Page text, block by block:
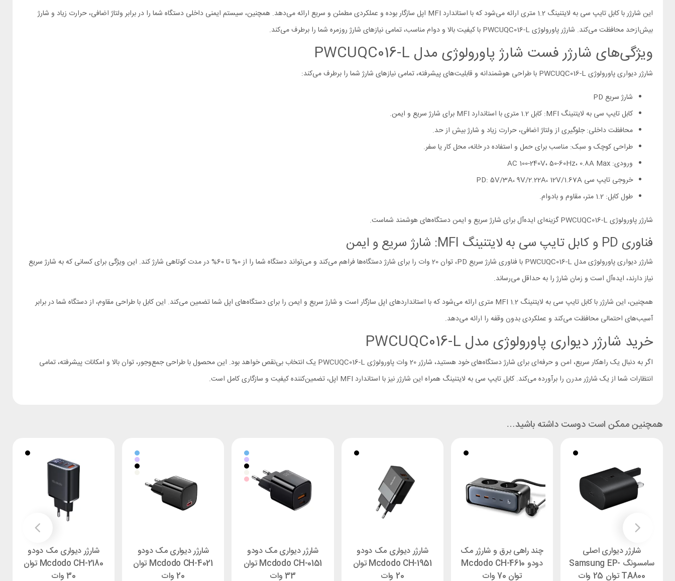
این شارژر با کابل تایپ سی به لایتنینگ 1.2 متری ارائه می‌شود که با استاندارد MFI اپل سازگار بوده و عملکردی مطمئن و سریع ارائه می‌دهد. همچنین، سیستم ایمنی داخلی دستگاه شما را در برابر ولتاژ اضافی، حرارت زیاد و شارژ
بیش‌ازحد محافظت می‌کند. شارژر پاورولوژی PWCUQC016-L با کیفیت بالا و دوام مناسب، تمامی نیازهای شارژ روزمره شما را برطرف می‌کند.
ویژگی‌های شارژر فست شارژ پاورولوژی مدل PWCUQC016-L
شارژر دیواری پاورولوژی PWCUQC016-L با طراحی هوشمندانه و قابلیت‌های پیشرفته، تمامی نیازهای شارژ شما را برطرف می‌کند:
شارژ سریع PD
کابل تایپ سی به لایتنینگ MFI: کابل 1.2 متری با استاندارد MFI برای شارژ سریع و ایمن.
محافظت داخلی: جلوگیری از ولتاژ اضافی، حرارت زیاد و شارژ بیش از حد.
طراحی کوچک و سبک: مناسب برای حمل و استفاده در خانه، محل کار یا سفر.
ورودی: AC 100-240V، 50-60Hz، 0.8A Max
خروجی تایپ سی PD: 5V/3A، 9V/2.22A، 12V/1.67A
طول کابل: 1.2 متر، مقاوم و بادوام.
شارژر پاورولوژی PWCUQC016-L گزینه‌ای ایده‌آل برای شارژ سریع و ایمن دستگاه‌های هوشمند شماست.
فناوری PD و کابل تایپ سی به لایتنینگ MFI: شارژ سریع و ایمن
شارژر دیواری پاورولوژی مدل PWCUQC016-L با فناوری شارژ سریع PD، توان 20 وات را برای شارژ دستگاه‌ها فراهم می‌کند و می‌تواند دستگاه شما را از 0% تا 60% در مدت کوتاهی شارژ کند. این ویژگی برای کسانی که به شارژ سریع
نیاز دارند، ایده‌آل است و زمان شارژ را به حداقل می‌رساند.
همچنین، این شارژر با کابل تایپ سی به لایتنینگ MFI 1.2 متری ارائه می‌شود که با استانداردهای اپل سازگار است و شارژ سریع و ایمن را برای دستگاه‌های اپل شما تضمین می‌کند. این کابل با طراحی مقاوم، از دستگاه شما در برابر
آسیب‌های احتمالی محافظت می‌کند و عملکردی بدون وقفه را ارائه می‌دهد.
خرید شارژر دیواری پاورولوژی مدل PWCUQC016-L
اگر به دنبال یک راهکار سریع، امن و حرفه‌ای برای شارژ دستگاه‌های خود هستید، شارژر 20 وات پاورولوژی PWCUQC016-L یک انتخاب بی‌نقص خواهد بود. این محصول با طراحی جمع‌وجور، توان بالا و امکانات پیشرفته، تمامی
انتظارات شما از یک شارژر مدرن را برآورده می‌کند. کابل تایپ سی به لایتنینگ همراه این شارژر نیز با استاندارد MFI اپل، تضمین‌کننده کیفیت و سازگاری کامل است.
همچنین ممکن است دوست داشته باشید…
شارژر دیواری اصلی
سامسونگ Samsung EP-
TA800 توان 25 وات
چند راهی برق و شارژر مک
دودو Mcdodo CH-4610
توان 70 وات
شارژر دیواری مک دودو
Mcdodo CH-1951 توان
20 وات
شارژر دیواری مک دودو
Mcdodo CH-0151 توان
33 وات
شارژر دیواری مک دودو
Mcdodo CH-4021 توان
20 وات
شارژر دیواری مک دودو
Mcdodo CH-2180 توان
30 وات